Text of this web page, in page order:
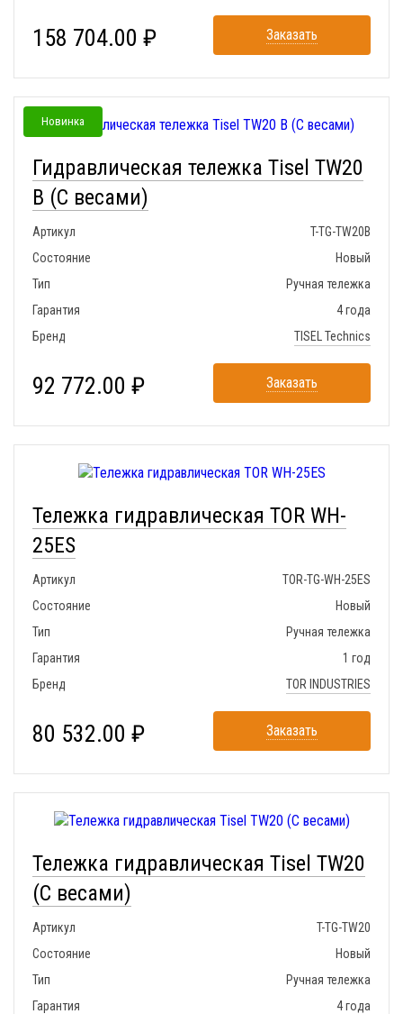
158 704.00 ₽ Заказать
Новинка
Гидравлическая тележка Tisel TW20
B (С весами)
Артикул
T-TG-TW20B
Состояние
Новый
Тип
Ручная тележка
Гарантия
4 года
Бренд
TISEL Technics
92 772.00 ₽ Заказать
Тележка гидравлическая TOR WH-
25ES
Артикул
TOR-TG-WH-25ES
Состояние
Новый
Тип
Ручная тележка
Гарантия
1 год
Бренд
TOR INDUSTRIES
80 532.00 ₽ Заказать
Тележка гидравлическая Tisel TW20
(С весами)
Артикул
T-TG-TW20
Состояние
Новый
Тип
Ручная тележка
Гарантия
4 года